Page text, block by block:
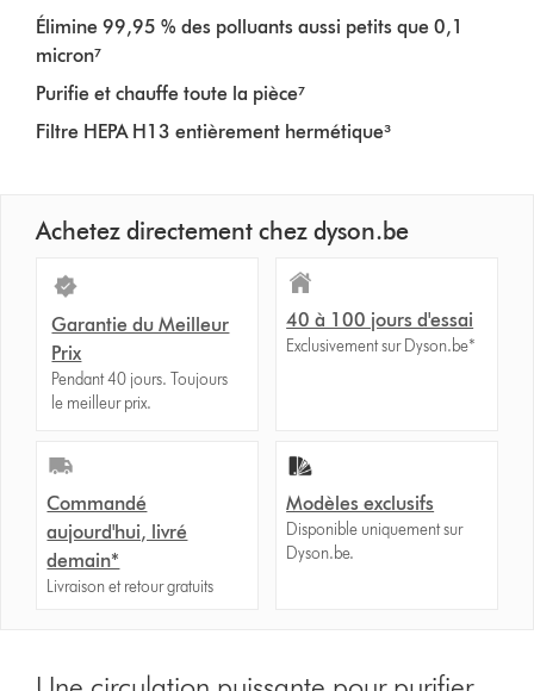
Élimine 99,95 % des polluants aussi petits que 0,1
micron⁷
Purifie et chauffe toute la pièce⁷
Filtre HEPA H13 entièrement hermétique³
Achetez directement chez dyson.be
Garantie du Meilleur
Prix
Pendant 40 jours. Toujours
le meilleur prix.
40 à 100 jours d'essai
Exclusivement sur Dyson.be*
Commandé
aujourd'hui, livré
demain*
Livraison et retour gratuits
Modèles exclusifs
Disponible uniquement sur
Dyson.be.